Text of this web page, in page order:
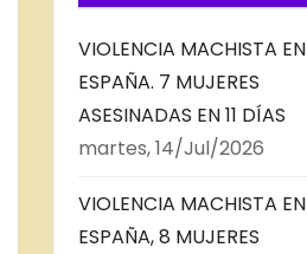
VIOLENCIA MACHISTA EN
ESPAÑA. 7 MUJERES
ASESINADAS EN 11 DÍAS
martes, 14/Jul/2026
VIOLENCIA MACHISTA EN
ESPAÑA, 8 MUJERES